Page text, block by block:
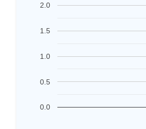
0.0
0.5
1.0
1.5
2.0